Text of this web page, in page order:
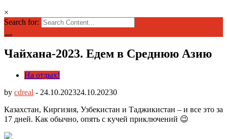
×
Search for:
Чайхана-2023. Едем в Среднюю Азию
На отдых!
by cdreal - 24.10.202324.10.20230
Казахстан, Киргизия, Узбекистан и Таджикистан – и все это за
17 дней. Как обычно, опять с кучей приключений 😉